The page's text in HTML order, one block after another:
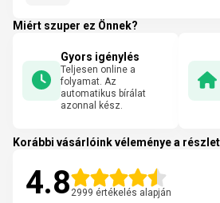
Miért szuper ez Önnek?
Gyors igénylés
Teljesen online a
folyamat. Az
automatikus bírálat
azonnal kész.
Korábbi vásárlóink véleménye a
4.8 2999 értékelés alapján